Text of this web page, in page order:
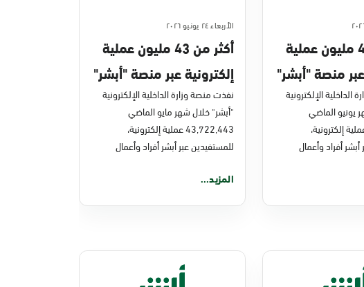
أكثر من 48 مليون عملية
منصة "أبشر"
الإلكترونية
يونيو الماضي
عملية إلكترونية،
أفراد وأعمال
الأربعاء ٢٤ يونيو ٢٠٢٦
أكثر من 43 مليون عملية
إلكترونية عبر منصة "أبشر"
في مايو 2026م
نفذت منصة وزارة الداخلية الإلكترونية
"أبشر" خلال شهر مايو الماضي
43,722,443 عملية إلكترونية،
للمستفيدين عبر أبشر أفراد وأعمال
المزيد...